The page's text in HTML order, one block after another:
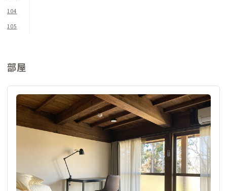
す。自炊好きな方は、近くのスーパーで食材を買い出しして調理
ます。
機・乾燥機も2台ずつ備えられています。
この家の魅力は、古民家ならではの静かな暮らしを体験できる
ことです。
近くに飲食店や買い物のできる場所はありますが数は少ないた
め、夜になると東京ではなかなか見ることのできない満天の星
空が顔を覗かせます。
ここ上野原では『朝日と共に起きて、暗くなったら眠りにつ
104
105
部屋